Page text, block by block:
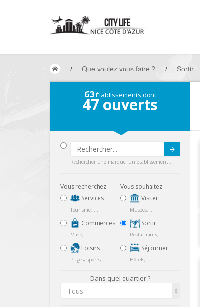
/ Que voulez vous faire ? / Sortir
63Établissements dont
47 ouverts
Rechercher une marque, un établissement...
Vous recherchez:
Services
Tourisme, ...
Commerces
Mode, ...
Loisirs
Plages, sports, ...
Vous souhaitez:
Visiter
Musées, ...
Sortir
Restaurants, ...
Séjourner
Hôtels, ...
Dans quel quartier ?
Tous